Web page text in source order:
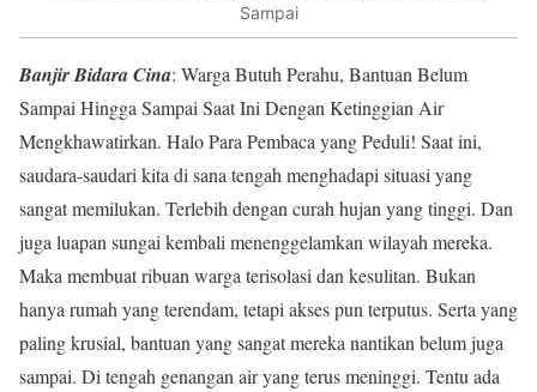
Sampai
Banjir Bidara Cina: Warga Butuh Perahu, Bantuan Belum
Sampai Hingga Sampai Saat Ini Dengan Ketinggian Air
Mengkhawatirkan. Halo Para Pembaca yang Peduli! Saat ini,
saudara-saudari kita di sana tengah menghadapi situasi yang
sangat memilukan. Terlebih dengan curah hujan yang tinggi. Dan
juga luapan sungai kembali menenggelamkan wilayah mereka.
Maka membuat ribuan warga terisolasi dan kesulitan. Bukan
hanya rumah yang terendam, tetapi akses pun terputus. Serta yang
paling krusial, bantuan yang sangat mereka nantikan belum juga
sampai. Di tengah genangan air yang terus meninggi. Tentu ada